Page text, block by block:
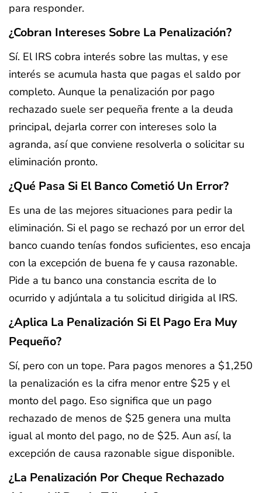
para responder.
¿Cobran Intereses Sobre La Penalización?
Sí. El IRS cobra interés sobre las multas, y ese
interés se acumula hasta que pagas el saldo por
completo. Aunque la penalización por pago
rechazado suele ser pequeña frente a la deuda
principal, dejarla correr con intereses solo la
agranda, así que conviene resolverla o solicitar su
eliminación pronto.
¿Qué Pasa Si El Banco Cometió Un Error?
Es una de las mejores situaciones para pedir la
eliminación. Si el pago se rechazó por un error del
banco cuando tenías fondos suficientes, eso encaja
con la excepción de buena fe y causa razonable.
Pide a tu banco una constancia escrita de lo
ocurrido y adjúntala a tu solicitud dirigida al IRS.
¿Aplica La Penalización Si El Pago Era Muy
Pequeño?
Sí, pero con un tope. Para pagos menores a $1,250
la penalización es la cifra menor entre $25 y el
monto del pago. Eso significa que un pago
rechazado de menos de $25 genera una multa
igual al monto del pago, no de $25. Aun así, la
excepción de causa razonable sigue disponible.
¿La Penalización Por Cheque Rechazado